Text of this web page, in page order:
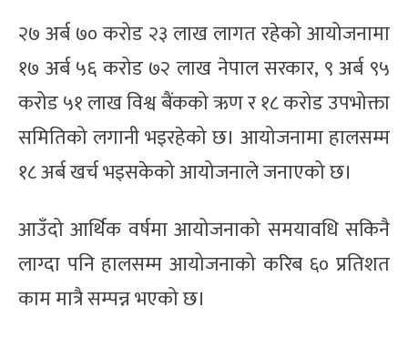
२७ अर्ब ७० करोड २३ लाख लागत रहेको आयोजनामा
१७ अर्ब ५६ करोड ७२ लाख नेपाल सरकार, ९ अर्ब ९५
करोड ५१ लाख विश्व बैंकको ऋण र १८ करोड उपभोक्ता
समितिको लगानी भइरहेको छ। आयोजनामा हालसम्म
१८ अर्ब खर्च भइसकेको आयोजनाले जनाएको छ।
आउँदो आर्थिक वर्षमा आयोजनाको समयावधि सकिनै
लाग्दा पनि हालसम्म आयोजनाको करिब ६० प्रतिशत
काम मात्रै सम्पन्न भएको छ।